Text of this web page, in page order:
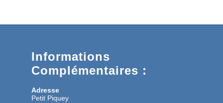
Informations
Complémentaires :
Adresse
Petit Piquey